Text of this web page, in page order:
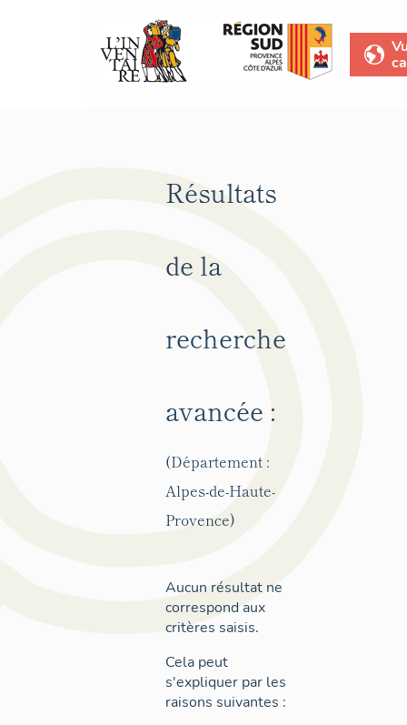
Résultats
de la
recherche
avancée :
(Département :
Alpes-de-Haute-
Provence)
Aucun résultat ne
correspond aux
critères saisis.
Cela peut
s'expliquer par les
raisons suivantes :